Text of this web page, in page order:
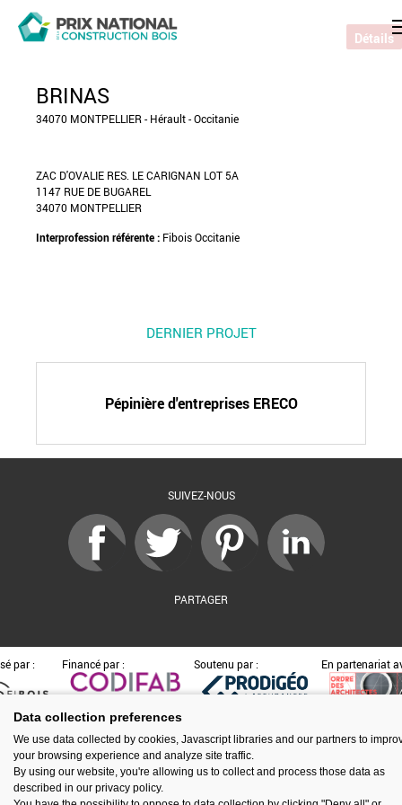
BRINAS
34070 MONTPELLIER - Hérault - Occitanie
ZAC D'OVALIE RES. LE CARIGNAN LOT 5A
1147 RUE DE BUGAREL
34070 MONTPELLIER
Interprofession référente : Fibois Occitanie
DERNIER PROJET
Pépinière d'entreprises ERECO
Détails
SUIVEZ-NOUS
PARTAGER
par : Financé par : Soutenu par : En partenariat
Espace presse Kit de communication Contact
Newsletter
Gestion des cookies
Data collection preferences
We use data collected by cookies, Javascript libraries and our partners to
your browsing experience and analyze site traffic.
By using our website, you're allowing us to collect and process those data as
described in our privacy policy.